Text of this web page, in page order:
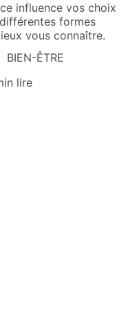
influence vos choix
formes
vous connaître.
BIEN-ÊTRE
lire